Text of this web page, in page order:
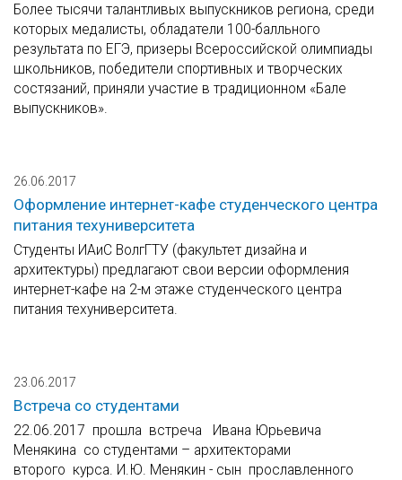
Более тысячи талантливых выпускников региона, среди
которых медалисты, обладатели 100-балльного
результата по ЕГЭ, призеры Всероссийской олимпиады
школьников, победители спортивных и творческих
состязаний, приняли участие в традиционном «Бале
выпускников».
26.06.2017
Оформление интернет-кафе студенческого центра
питания техуниверситета
Студенты ИАиС ВолгГТУ (факультет дизайна и
архитектуры) предлагают свои версии оформления
интернет-кафе на 2-м этаже студенческого центра
питания техуниверситета.
23.06.2017
Встреча со студентами
22.06.2017 прошла встреча Ивана Юрьевича
Менякина со студентами – архитекторами
второго курса. И.Ю. Менякин - сын прославленного